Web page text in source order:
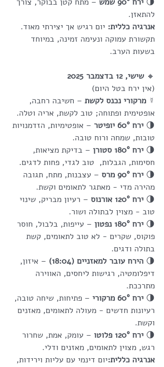
להתאזן.
אנרגיה כללית: יום רגיש אך יצירתי מאוד.
תקשורת עמוקה ונעימה זמינה, במיוחד
בשעות הערב.
🔸 שישי, 12 בדצמבר 2025
(אין ירח בטל היום)
☿ מרקורי נכנס לקשת – חשיבה רחבה,
אופטימית ופתוחה; טוב לקשת, אריה וטלה.
🌗 ירח 60° יופיטר
– אופטימיות, הזדמנויות
טובות, שמחה ורוח טובה.
🌗 ירח 180° סטורן
– בדיקת מציאות,
חסימות, הגבלות,  טוב לגדי, פחות לדגים.
🌗 ירח 90° מרס
– עצבנות, מתח, תגובה
מהירה מדי - מאתגר לתאומים וקשת.
🌗 ירח 120° אורנוס
– רעיון מבריק, שינוי
טוב - מצוין לבתולה ושור.
🌗 ירח 180° נפטון
– עייפות, בלבול, חוסר
פוקוס, שקרים - לא טוב לתאומים, קשת
בתולה ודגים.
🌗 הירח עובר למאזניים (18:04)
– איזון,
דיפלומטיה, רגישות ליחסים, האווירה
מתרככת.
🌗 ירח 60° מרקורי
– פתיחות, שיחה טובה,
רעיונות חדשים - מעולה לתאומים, מאזנים
וקשת.
🌗 ירח 120° פלוטו
– עומק, אמת, שחרור
רגש, מצוין לתאומים, מאזנים ודלי.
אנרגיה כללית:יום דינמי עם עליות וירידות,